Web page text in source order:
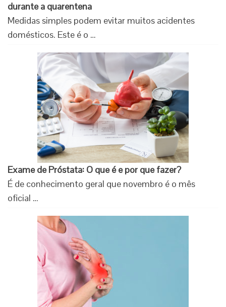
durante a quarentena
Medidas simples podem evitar muitos acidentes
domésticos. Este é o …
Exame de Próstata: O que é e por que fazer?
É de conhecimento geral que novembro é o mês
oficial …